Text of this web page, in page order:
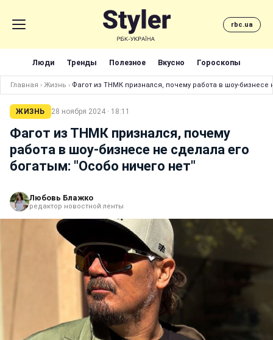
rbc.ua
Люди Тренды Полезное Вкусно Гороскопы
Главная › Жизнь › Фагот из ТНМК признался, почему работа в шоу-бизнесе
ЖИЗНЬ 28 ноября 2024 · 18:11
Фагот из ТНМК признался, почему
работа в шоу-бизнесе не сделала его
богатым: "Особо ничего нет"
Любовь Блажко
редактор новостной ленты